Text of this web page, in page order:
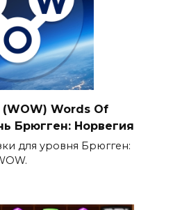
Words Of
Брюгген: Норвегия
для уровня Брюгген: